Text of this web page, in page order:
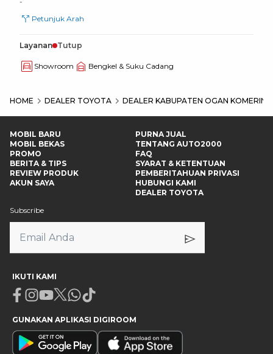
Petunjuk Arah
Layanan Tutup
Showroom Bengkel & Suku Cadang
HOME DEALER TOYOTA DEALER KABUPATEN OGAN
MOBIL BARU
MOBIL BEKAS
PROMO
BERITA & TIPS
REVIEW PRODUK
AKUN SAYA
PURNA JUAL
TENTANG AUTO2000
FAQ
SYARAT & KETENTUAN
PEMBERITAHUAN PRIVASI
HUBUNGI KAMI
DEALER TOYOTA
Subscribe
IKUTI KAMI
Facebook
Instagram
Youtube
X Whatsapp
Tiktok
GUNAKAN APLIKASI DIGIROOM